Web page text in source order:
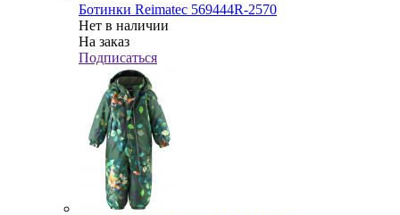
Ботинки Reimatec 569444R-2570
Нет в наличии
На заказ
Подписаться